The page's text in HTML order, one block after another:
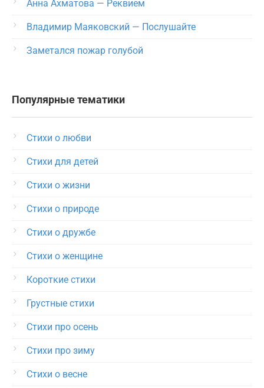
Анна Ахматова — Реквием
Владимир Маяковский — Послушайте
Заметался пожар голубой
Популярные тематики
Стихи о любви
Стихи для детей
Стихи о жизни
Стихи о природе
Стихи о дружбе
Стихи о женщине
Короткие стихи
Грустные стихи
Стихи про осень
Стихи про зиму
Стихи о весне